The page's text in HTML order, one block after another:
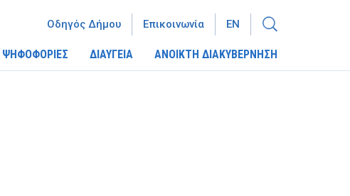
ΨΗΦΟΦΟΡΙΕΣ ΔΙΑΥΓΕΙΑ ΑΝΟΙΚΤΗ ΔΙΑΚΥΒΕΡΝΗΣΗ
Οδηγός Δήμου Επικοινωνία EN